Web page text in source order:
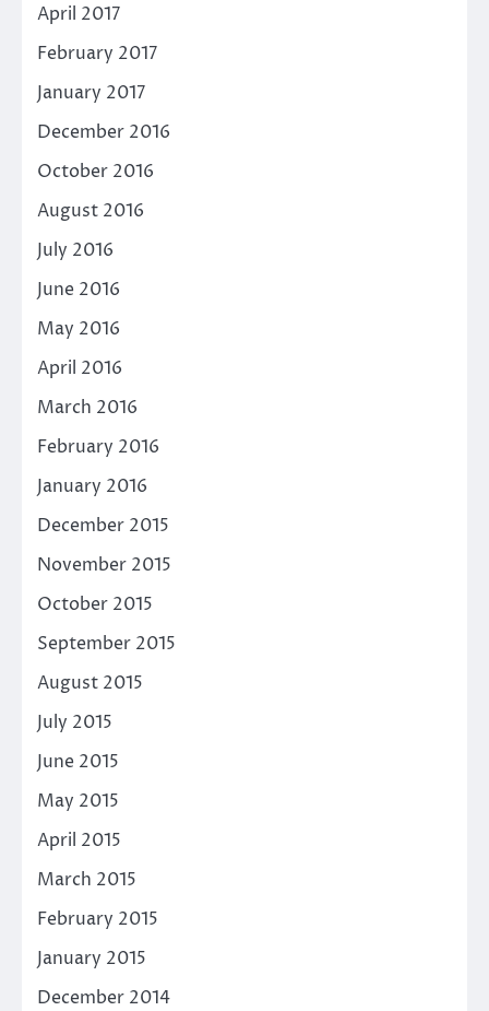
April 2017
February 2017
January 2017
December 2016
October 2016
August 2016
July 2016
June 2016
May 2016
April 2016
March 2016
February 2016
January 2016
December 2015
November 2015
October 2015
September 2015
August 2015
July 2015
June 2015
May 2015
April 2015
March 2015
February 2015
January 2015
December 2014